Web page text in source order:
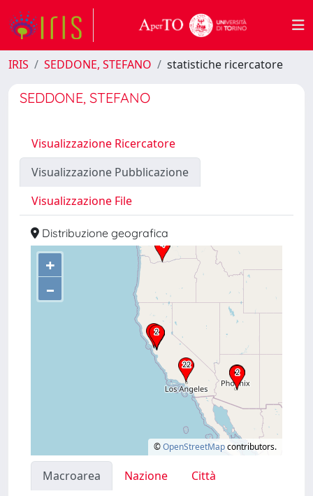
IRIS SEDDONE, STEFANO statistiche ricercatore
SEDDONE, STEFANO
Visualizzazione Ricercatore
Visualizzazione Pubblicazione
Visualizzazione File
Distribuzione geografica
+
–
©OpenStreetMapcontributors.
Macroarea Nazione
Città